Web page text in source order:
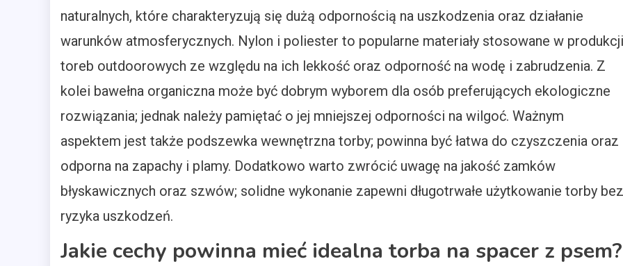
naturalnych, które charakteryzują się dużą odpornością na uszkodzenia oraz działanie
warunków atmosferycznych. Nylon i poliester to popularne materiały stosowane w produkcji
toreb outdoorowych ze względu na ich lekkość oraz odporność na wodę i zabrudzenia. Z
kolei bawełna organiczna może być dobrym wyborem dla osób preferujących ekologiczne
rozwiązania; jednak należy pamiętać o jej mniejszej odporności na wilgoć. Ważnym
aspektem jest także podszewka wewnętrzna torby; powinna być łatwa do czyszczenia oraz
odporna na zapachy i plamy. Dodatkowo warto zwrócić uwagę na jakość zamków
błyskawicznych oraz szwów; solidne wykonanie zapewni długotrwałe użytkowanie torby bez
ryzyka uszkodzeń.
Jakie cechy powinna mieć idealna torba na spacer z psem?